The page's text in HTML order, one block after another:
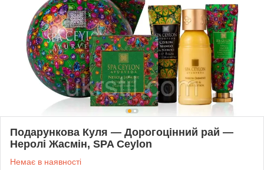
Подарункова Куля — Дорогоцінний рай —
Неролі Жасмін, SPA Ceylon
Немає в наявності